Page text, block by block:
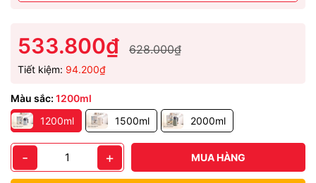
533.800₫ 628.000₫
Tiết kiệm: 94.200₫
Màu sắc: 1200ml
1200ml
1500ml 2000ml
- + MUA HÀNG